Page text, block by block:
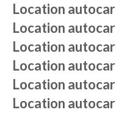
Location autocar
Location autocar
Location autocar
Location autocar
Location autocar
Location autocar